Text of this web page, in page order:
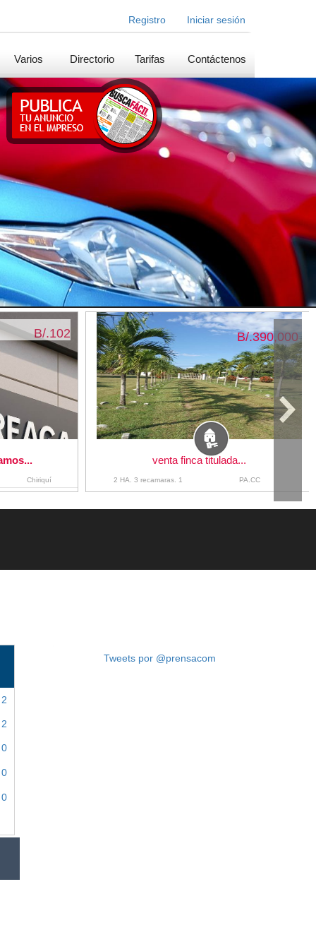
Registro Iniciar sesión
Varios Directorio Tarifas Contáctenos
B/.102
Chiriquí
B/.390,000
venta finca titulada...
2 HA. 3 recamaras. 1
baños.
PA.CC
2
2
0
0
0
Tweets por @prensacom